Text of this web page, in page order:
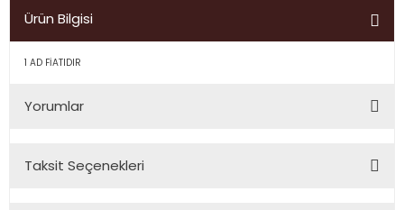
Ürün Bilgisi
1 AD FİATIDIR
Yorumlar
Taksit Seçenekleri